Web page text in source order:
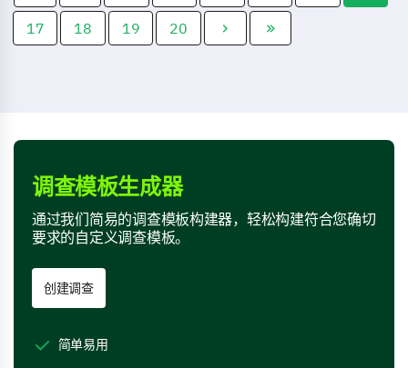
17 18 19 20
调查模板生成器
通过我们简易的调查模板构建器，轻松构建符合您确切
要求的自定义调查模板。
创建调查
简单易用